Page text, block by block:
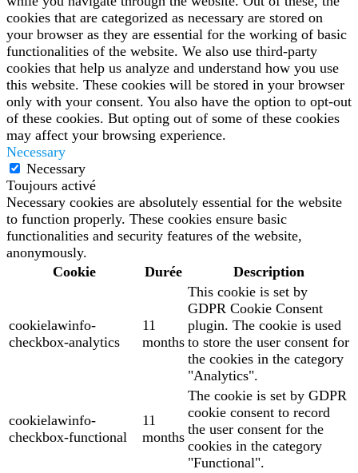
cookies that are categorized as necessary are stored on
your browser as they are essential for the working of basic
functionalities of the website. We also use third-party
cookies that help us analyze and understand how you use
this website. These cookies will be stored in your browser
only with your consent. You also have the option to opt-out
of these cookies. But opting out of some of these cookies
may affect your browsing experience.
Necessary
Necessary
Toujours activé
Necessary cookies are absolutely essential for the website
to function properly. These cookies ensure basic
functionalities and security features of the website,
anonymously.
Cookie
Durée Description
cookielawinfo-
checkbox-analytics
11
months
This cookie is set by
GDPR Cookie Consent
plugin. The cookie is used
to store the user consent for
the cookies in the category
"Analytics".
cookielawinfo-
checkbox-functional
11
months
The cookie is set by GDPR
cookie consent to record
the user consent for the
cookies in the category
"Functional".